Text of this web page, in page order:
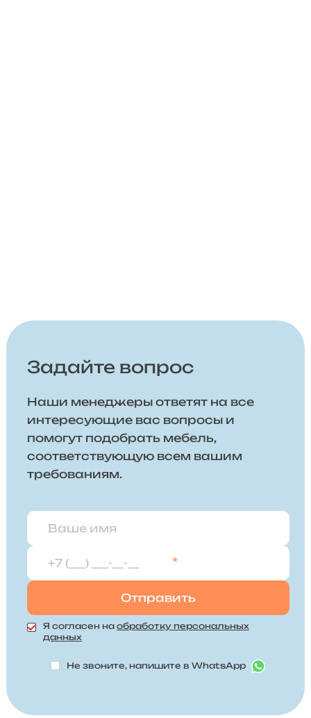
Задайте вопрос
Наши менеджеры ответят на все
интересующие вас вопросы и
помогут подобрать мебель,
соответствующую всем вашим
требованиям.
*
Я согласен на обработку персональных
данных
Не звоните, напишите в WhatsApp